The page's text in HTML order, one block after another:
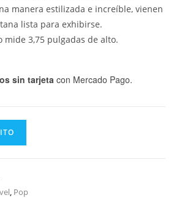
manera estilizada e increíble, vienen
lista para exhibirse.
mide 3,75 pulgadas de alto.
sin tarjeta con Mercado Pago.
, Pop